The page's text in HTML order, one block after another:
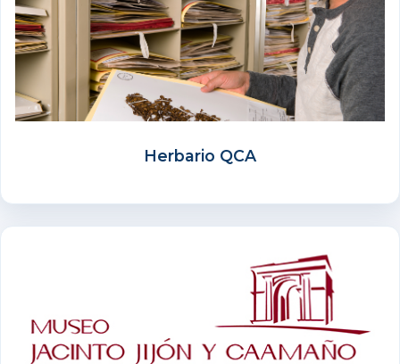
Herbario QCA